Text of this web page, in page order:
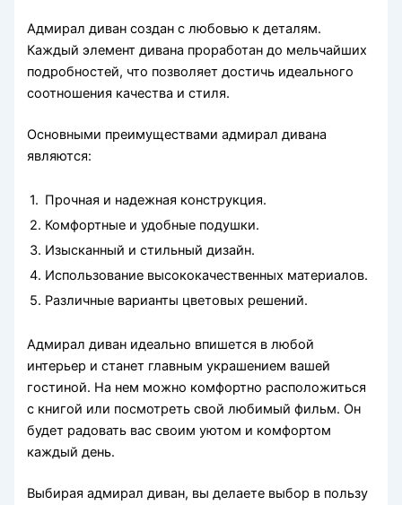
Адмирал диван создан с любовью к деталям.
Каждый элемент дивана проработан до мельчайших
подробностей, что позволяет достичь идеального
соотношения качества и стиля.
Основными преимуществами адмирал дивана
являются:
1. Прочная и надежная конструкция.
2. Комфортные и удобные подушки.
3. Изысканный и стильный дизайн.
4. Использование высококачественных материалов.
5. Различные варианты цветовых решений.
Адмирал диван идеально впишется в любой
интерьер и станет главным украшением вашей
гостиной. На нем можно комфортно расположиться
с книгой или посмотреть свой любимый фильм. Он
будет радовать вас своим уютом и комфортом
каждый день.
Выбирая адмирал диван, вы делаете выбор в пользу